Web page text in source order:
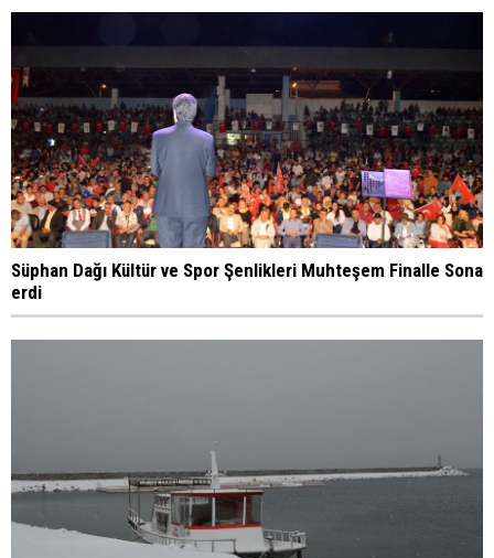
Süphan Dağı Kültür ve Spor Şenlikleri Muhteşem Finalle Sona
erdi